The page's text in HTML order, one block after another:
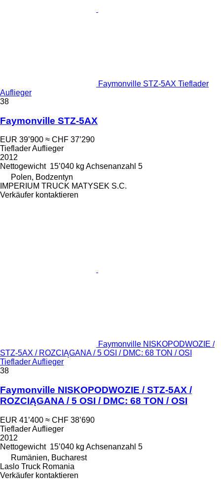
Faymonville STZ-5AX Tieflader
Auflieger
38
Faymonville STZ-5AX
EUR 39’900 ≈ CHF 37’290
Tieflader Auflieger
2012
Nettogewicht 15’040 kg Achsenanzahl 5
Polen, Bodzentyn
IMPERIUM TRUCK MATYSEK S.C.
Verkäufer kontaktieren
Faymonville NISKOPODWOZIE /
STZ-5AX / ROZCIĄGANA / 5 OSI / DMC: 68 TON / OSI
Tieflader Auflieger
38
Faymonville NISKOPODWOZIE / STZ-5AX /
ROZCIĄGANA / 5 OSI / DMC: 68 TON / OSI
EUR 41’400 ≈ CHF 38’690
Tieflader Auflieger
2012
Nettogewicht 15’040 kg Achsenanzahl 5
Rumänien, Bucharest
Laslo Truck Romania
Verkäufer kontaktieren